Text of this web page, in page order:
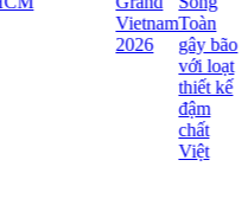
Vietnam
2026
Toàn
gây bão
với loạt
thiết kế
đậm
chất
Việt